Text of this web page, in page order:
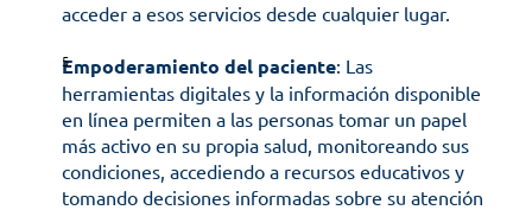
acceder a esos servicios desde cualquier lugar.
Empoderamiento del paciente: Las
herramientas digitales y la información disponible
en línea permiten a las personas tomar un papel
más activo en su propia salud, monitoreando sus
condiciones, accediendo a recursos educativos y
tomando decisiones informadas sobre su atención